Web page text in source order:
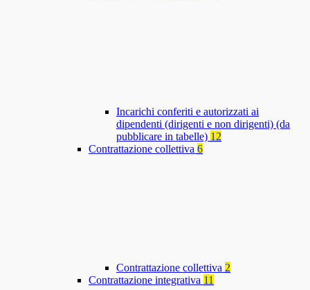
Incarichi conferiti e autorizzati ai
dipendenti (dirigenti e non dirigenti) (da
pubblicare in tabelle) 12
Contrattazione collettiva 6
Contrattazione collettiva 2
Contrattazione integrativa 11